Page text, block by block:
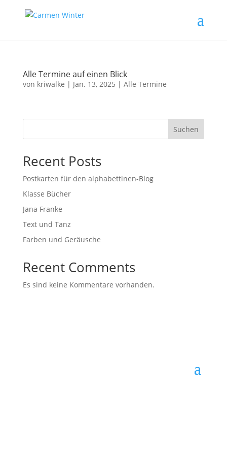
Alle Termine auf einen Blick
von kriwalke | Jan. 13, 2025 | Alle Termine
Suchen
Recent Posts
Postkarten für den alphabettinen-Blog
Klasse Bücher
Jana Franke
Text und Tanz
Farben und Geräusche
Recent Comments
Es sind keine Kommentare vorhanden.